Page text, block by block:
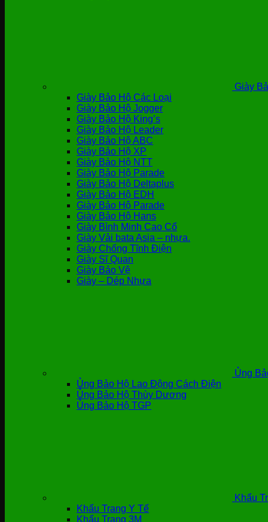
Giày
Giày Bảo Hộ Các Loại
Giày Bảo Hộ Jogger
Giày Bảo Hộ King’s
Giày Bảo Hộ Leader
Giày Bảo Hộ ABC
Giày Bảo Hộ XP
Giày Bảo Hộ NTT
Giày Bảo Hộ Parade
Giày Bảo Hộ Deltaplus
Giày Bảo Hộ EDH
Giày Bảo Hộ Parade
Giày Bảo Hộ Hans
Giày Bình Minh Cao Cổ
Giày Vải bata Asia – nhựa.
Giày Chống Tĩnh Điện
Giày Sĩ Quan
Giày Bảo Vệ
Giày – Dép Nhựa
Ủng
Ủng Bảo Hộ Lao Động Cách Điện
Ủng Bảo Hộ Thùy Dương
Ủng Bảo Hộ TGP
Khẩu
Khẩu Trang Y Tế
Khẩu Trang 3M